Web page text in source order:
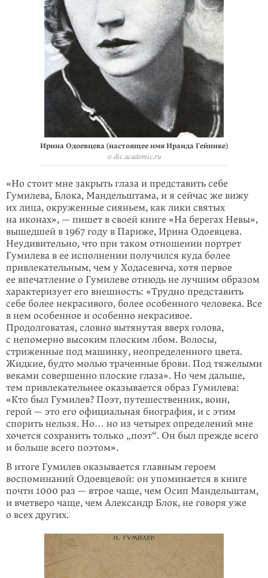
Ирина Одоевцева (настоящее имя Ираида Гейнике)
© dic.academic.ru
«Но стоит мне закрыть глаза и представить себе
Гумилева, Блока, Мандельштама, и я сейчас же вижу
их лица, окруженные сияньем, как лики святых
на иконах», — пишет в своей книге «На берегах Невы»,
вышедшей в 1967 году в Париже, Ирина Одоевцева.
Неудивительно, что при таком отношении портрет
Гумилева в ее исполнении получился куда более
привлекательным, чем у Ходасевича, хотя первое
ее впечатление о Гумилеве отнюдь не лучшим образом
характеризует его внешность: «Трудно представить
себе более некрасивого, более особенного человека. Все
в нем особенное и особенно некрасивое.
Продолговатая, словно вытянутая вверх голова,
с непомерно высоким плоским лбом. Волосы,
стриженные под машинку, неопределенного цвета.
Жидкие, будто молью траченные брови. Под тяжелыми
веками совершенно плоские глаза». Но чем дальше,
тем привлекательнее оказывается образ Гумилева:
«Кто был Гумилев? Поэт, путешественник, воин,
герой — это его официальная биография, и с этим
спорить нельзя. Но… но из четырех определений мне
хочется сохранить только „поэт“. Он был прежде всего
и больше всего поэтом».
В итоге Гумилев оказывается главным героем
воспоминаний Одоевцевой: он упоминается в книге
почти 1000 раз — втрое чаще, чем Осип Мандельштам,
и вчетверо чаще, чем Александр Блок, не говоря уже
о всех других.